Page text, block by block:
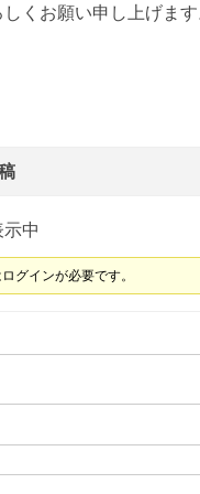
しくお願い申し上げま
中
グインが必要です。